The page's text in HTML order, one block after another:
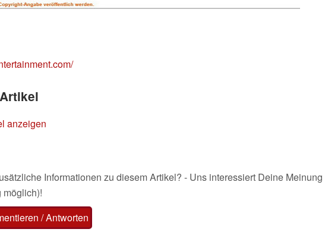
anzeigen
Informationen zu diesem Artikel? - Uns interessiert Deine Meinung
möglich)!
/ Antworten